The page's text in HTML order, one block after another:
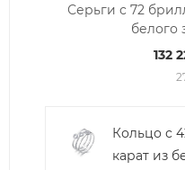
Серьги с 72
белого
132
Кольцо с
карат из